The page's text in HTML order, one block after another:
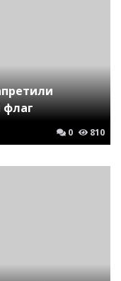
флаг
0 810